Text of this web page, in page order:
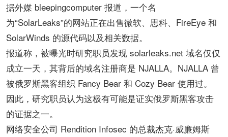
据外媒 bleepingcomputer 报道，一个名
为“SolarLeaks”的网站正在出售微软、思科、FireEye 和
SolarWinds 的源代码以及相关数据。
报道称，被曝光时研究职员发现 solarleaks.net 域名仅仅
成立一天，其背后的域名注册商是 NJALLA。NJALLA 曾
被俄罗斯黑客组织 Fancy Bear 和 Cozy Bear 使用过。
因此，研究职员认为这极有可能是证实俄罗斯黑客攻击
的证据之一。
网络安全公司 Rendition Infosec 的总裁杰克·威廉姆斯